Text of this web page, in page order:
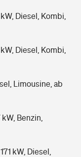
Diesel, Kombi,
Diesel, Kombi,
Limousine, ab
Benzin,
kW, Diesel,